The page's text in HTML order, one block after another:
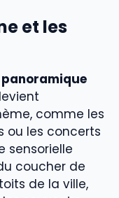
et les
comme les
ou les concerts
sensorielle
coucher de
de la ville,